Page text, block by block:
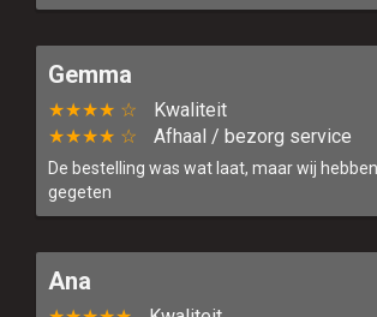
Gemma
★★★★ ☆
Kwaliteit
★★★★ ☆
Afhaal / bezorg service
De bestelling was wat laat, maar wij
gegeten
Ana